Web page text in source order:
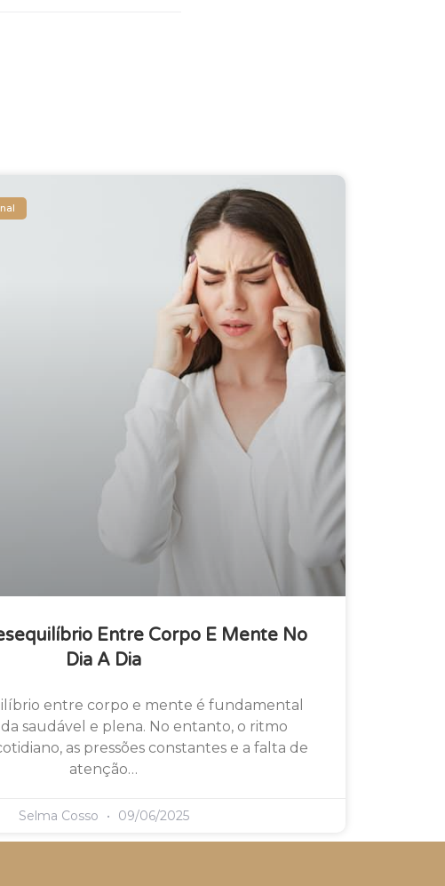
Entre Corpo E Mente No
Dia A Dia
entre corpo e mente é fundamental
saudável e plena. No entanto, o ritmo
as pressões constantes e a falta de
atenção…
Selma Cosso 09/06/2025